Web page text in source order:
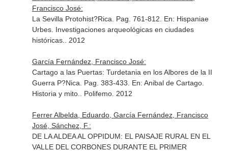
Francisco José:
La Sevilla Protohist?Rica. Pag. 761-812. En: Hispaniae
Urbes. Investigaciones arqueológicas en ciudades
históricas.
. 2012
García Fernández, Francisco José:
Cartago a las Puertas: Turdetania en los Albores de la II
Guerra P?Nica. Pag. 383-433. En: Anibal de Cartago.
Historia y mito.
. Polifemo. 2012
Ferrer Albelda, Eduardo, García Fernández, Francisco
José, Sánchez, F.:
DE LA ALDEA AL OPPIDUM: EL PAISAJE RURAL EN EL
VALLE DEL CORBONES DURANTE EL PRIMER